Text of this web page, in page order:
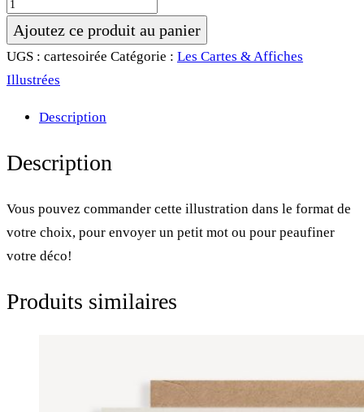
de
Carte
&
soirées
Ajoutez ce produit au panier
UGS : cartesoirée Catégorie : Les Cartes & Affiches
Illustrées
Description
Description
Vous pouvez commander cette illustration dans le format de
votre choix, pour envoyer un petit mot ou pour peaufiner
votre déco!
Produits similaires